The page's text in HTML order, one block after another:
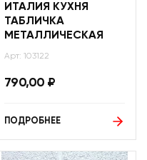
ИТАЛИЯ КУХНЯ
ТАБЛИЧКА
МЕТАЛЛИЧЕСКАЯ
Арт: 103122
790,00 ₽
ПОДРОБНЕЕ